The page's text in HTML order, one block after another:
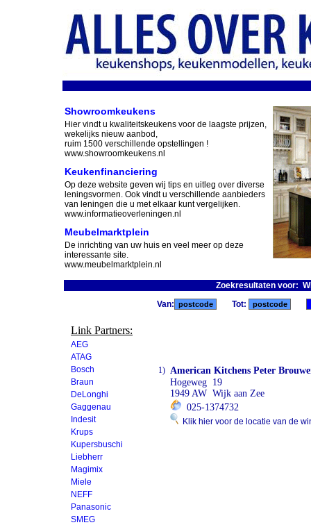
Showroomkeukens
Hier vindt u kwaliteitskeukens voor de laagste prijzen,
wekelijks nieuw aanbod,
ruim 1500 verschillende opstellingen !
www.showroomkeukens.nl
Keukenfinanciering
Op deze website geven wij tips en uitleg over diverse
leningsvormen. Ook vindt u verschillende aanbieders
van leningen die u met elkaar kunt vergelijken.
www.informatieoverleningen.nl
Meubelmarktplein
De inrichting van uw huis en veel meer op deze
interessante site.
www.meubelmarktplein.nl
Zoekresultaten voor:
Link Partners:
AEG
ATAG
Bosch
Braun
DeLonghi
Gaggenau
Indesit
Krups
Kupersbuschi
Liebherr
Magimix
Miele
NEFF
Panasonic
SMEG
Van: Tot:
1) American Kitchens Peter
Hogeweg 19
1949 AW Wijk aan Zee
025-1374732
Klik hier voor de locatie van de